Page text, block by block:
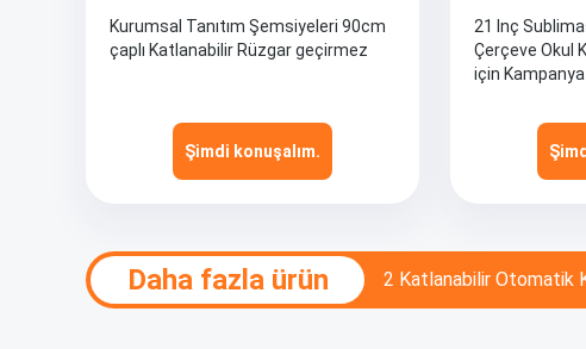
Kurumsal Tanıtım Şemsiyeleri 90cm
çaplı Katlanabilir Rüzgar geçirmez
Şimdi konuşalım.
21 Inç
Çerçeve Okul
için
Daha fazla ürün 2 Katlanabilir Otomatik